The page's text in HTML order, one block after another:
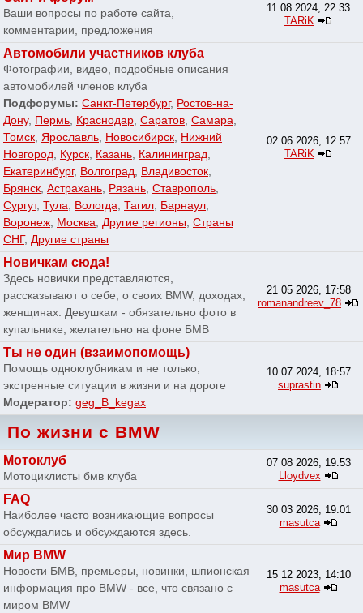
Ваши вопросы по работе сайта,
комментарии, предложения
11 08 2024, 22:33
TARiK
Автомобили участников клуба
Фотографии, видео, подробные описания
автомобилей членов клуба
Подфорумы: Санкт-Петербург, Ростов-на-
Дону, Пермь, Краснодар, Саратов, Самара,
Томск, Ярославль, Новосибирск, Нижний
Новгород, Курск, Казань, Калининград,
Екатеринбург, Волгоград, Владивосток,
Брянск, Астрахань, Рязань, Ставрополь,
Сургут, Тула, Вологда, Тагил, Барнаул,
Воронеж, Москва, Другие регионы, Страны
СНГ, Другие страны
02 06 2026, 12:57
TARiK
Новичкам сюда!
Здесь новички представляются,
рассказывают о себе, о своих BMW, доходах,
женщинах. Девушкам - обязательно фото в
купальнике, желательно на фоне БМВ
21 05 2026, 17:58
romanandreev_78
Ты не один (взаимопомощь)
Помощь одноклубникам и не только,
экстренные ситуации в жизни и на дороге
Модератор: geg_B_kegax
10 07 2024, 18:57
suprastin
По жизни с BMW
Мотоклуб
Мотоциклисты бмв клуба
07 08 2026, 19:53
Lloydvex
FAQ
Наиболее часто возникающие вопросы
обсуждались и обсуждаются здесь.
30 03 2026, 19:01
masutca
Мир BMW
Новости БМВ, премьеры, новинки, шпионская
информация про BMW - все, что связано с
миром BMW
15 12 2023, 14:10
masutca